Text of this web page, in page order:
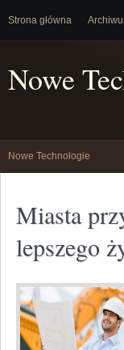
Strona główna
Nowe
Nowe Technologie
Miasta
lepszego